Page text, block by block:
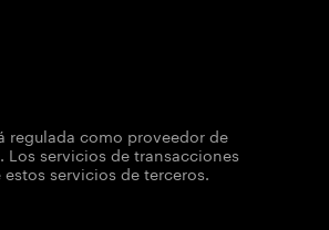
regulada como proveedor de
servicios de transacciones
servicios de terceros.